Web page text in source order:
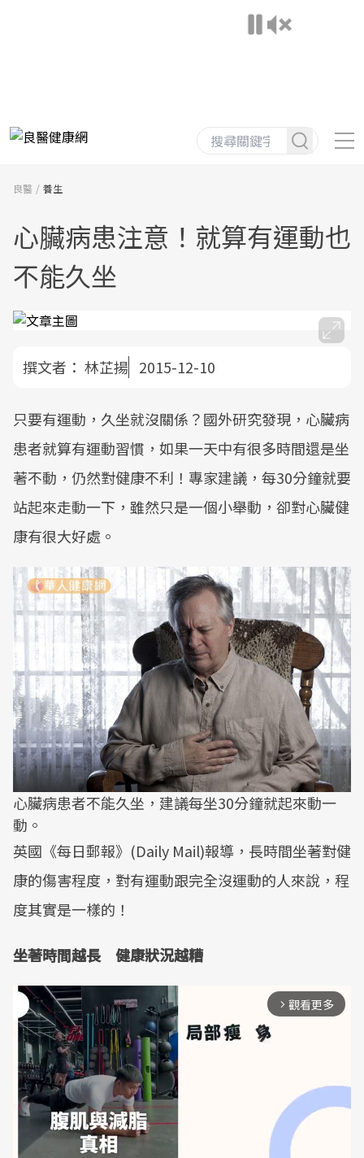
良醫 養生
心臟病患注意！就算有運動也
不能久坐
撰文者： 林芷揚 2015-12-10
只要有運動，久坐就沒關係？國外研究發現，心臟病
患者就算有運動習慣，如果一天中有很多時間還是坐
著不動，仍然對健康不利！專家建議，每30分鐘就要
站起來走動一下，雖然只是一個小舉動，卻對心臟健
康有很大好處。
心臟病患者不能久坐，建議每坐30分鐘就起來動一
動。
英國《每日郵報》(Daily Mail)報導，長時間坐著對健
康的傷害程度，對有運動跟完全沒運動的人來說，程
度其實是一樣的！
坐著時間越長 健康狀況越糟
arrow_forward_ios 觀看更多